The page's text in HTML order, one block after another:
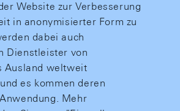
Website zur Verbesserung
in anonymisierter Form zu
dabei auch
Dienstleister von
Ausland weltweit
es kommen deren
Mehr